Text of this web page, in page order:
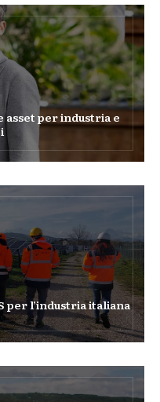
asset per industria e
per l’industria italiana